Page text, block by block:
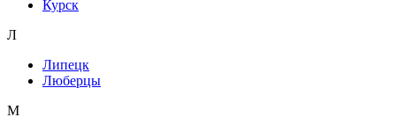
Курск
Л
Липецк
Люберцы
М